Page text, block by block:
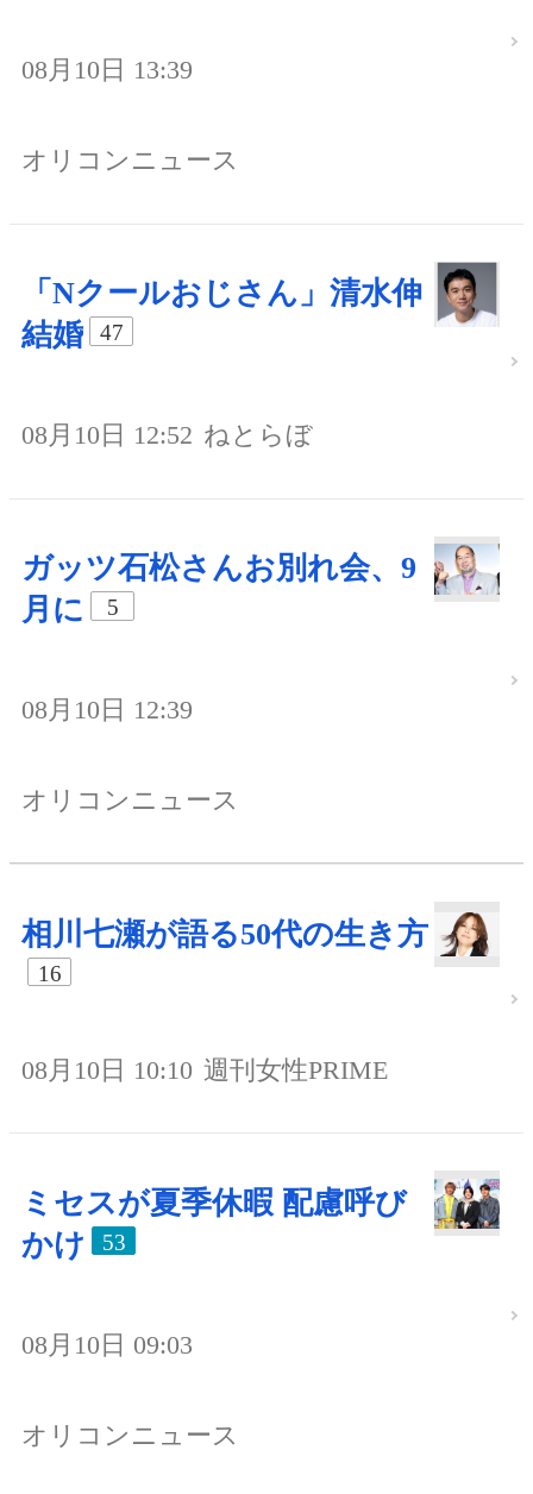
08月10日 13:39
オリコンニュース
「Nクールおじさん」清水伸
結婚
47
08月10日 12:52 ねとらぼ
ガッツ石松さんお別れ会、9
月に
5
08月10日 12:39
オリコンニュース
相川七瀬が語る50代の生き方
16
08月10日 10:10 週刊女性PRIME
ミセスが夏季休暇 配慮呼び
かけ
53
08月10日 09:03
オリコンニュース